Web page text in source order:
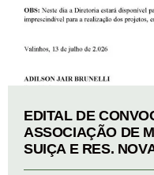
EDITAL DE
ASSOCIAÇÃO DE
SUIÇA E RES.